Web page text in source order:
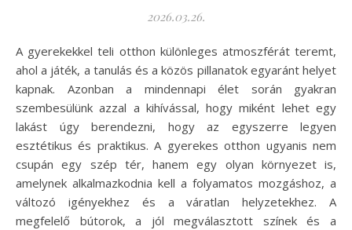
2026.03.26.
A gyerekekkel teli otthon különleges atmoszférát teremt,
ahol a játék, a tanulás és a közös pillanatok egyaránt helyet
kapnak. Azonban a mindennapi élet során gyakran
szembesülünk azzal a kihívással, hogy miként lehet egy
lakást úgy berendezni, hogy az egyszerre legyen
esztétikus és praktikus. A gyerekes otthon ugyanis nem
csupán egy szép tér, hanem egy olyan környezet is,
amelynek alkalmazkodnia kell a folyamatos mozgáshoz, a
változó igényekhez és a váratlan helyzetekhez. A
megfelelő bútorok, a jól megválasztott színek és a